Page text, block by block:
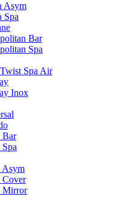
Asym
Spa
Bar
Spa
Spa Air
Inox
Bar
Asym
Cover
Mirror